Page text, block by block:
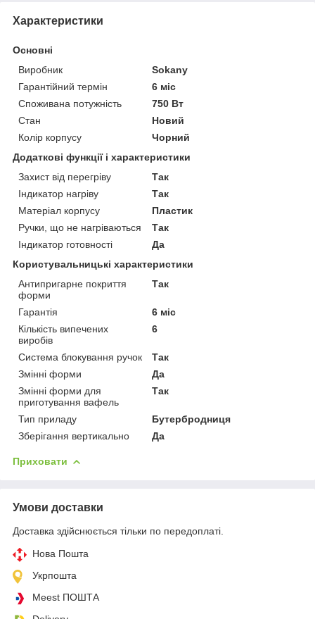
Характеристики
Основні
Виробник
Sokany
Гарантійний термін
6 міс
Споживана потужність
750 Вт
Стан
Новий
Колір корпусу
Чорний
Додаткові функції і характеристики
Захист від перегріву
Так
Індикатор нагріву
Так
Матеріал корпусу
Пластик
Ручки, що не нагріваються
Так
Індикатор готовності
Да
Користувальницькі характеристики
Антипригарне покриття
форми
Так
Гарантія
6 міс
Кількість випечених
виробів
6
Система блокування ручок
Так
Змінні форми
Да
Змінні форми для
приготування вафель
Так
Тип приладу
Бутербродниця
Зберігання вертикально
Да
Приховати
Умови доставки
Доставка здійснюється тільки по передоплаті.
Нова Пошта
Укрпошта
Meest ПОШТА